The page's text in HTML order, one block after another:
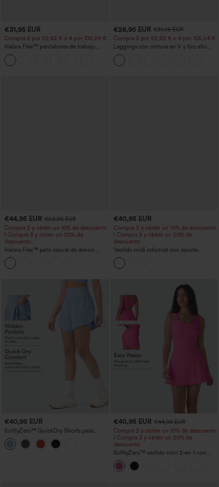
€31,95 EUR
Compra 2 por 52,62 € o 4 por 105,24 €.
Halara Flex™ pantalones de trabajo
cortos de talle alto con bolsillos y
pernera cónica
€26,95 EUR €31,95 EUR
Compra 2 por 52,62 € o 4 por 105,24 €.
Leggings con cintura en V y tiro alto
acampanados
€44,95 EUR €53,95 EUR
Compra 2 y obtén un 10% de descuento
| Compra 3 y obtén un 20% de
descuento
Halara Flex™ peto casual de denim
lavado con escote cuadrado y bolsillos
€40,95 EUR
Compra 2 y obtén un 10% de descuento
| Compra 3 y obtén un 20% de
descuento
Vestido midi informal con escote
redondo, sujetador integrado, sin
mangas y bajo con volantes
€40,95 EUR
SoftlyZero™ QuickDry Shorts para
correr 2 en 1 de 5'' con bolsillos — talle
alto, control de abdomen, puntos
reflectantes y dobladillo cruzado
€40,95 EUR €44,95 EUR
Compra 2 y obtén un 10% de descuento
| Compra 3 y obtén un 20% de
descuento
SoftlyZero™ vestido mini 2‑en‑1 con
escote en U aireado y bolsillos,
InstantCool, para baile y actividad —
facilísimo